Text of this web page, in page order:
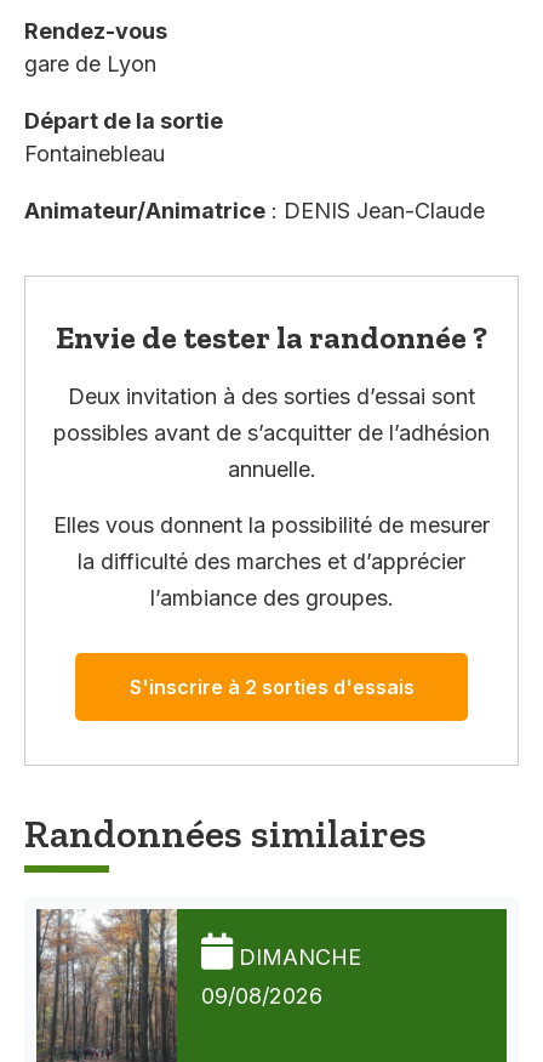
Rendez-vous
gare de Lyon
Départ de la sortie
Fontainebleau
Animateur/Animatrice : DENIS Jean-Claude
Envie de tester la randonnée ?
Deux invitation à des sorties d’essai sont
possibles avant de s’acquitter de l’adhésion
annuelle.
Elles vous donnent la possibilité de mesurer
la difficulté des marches et d’apprécier
l’ambiance des groupes.
S'inscrire à 2 sorties d'essais
Randonnées similaires
DIMANCHE
09/08/2026